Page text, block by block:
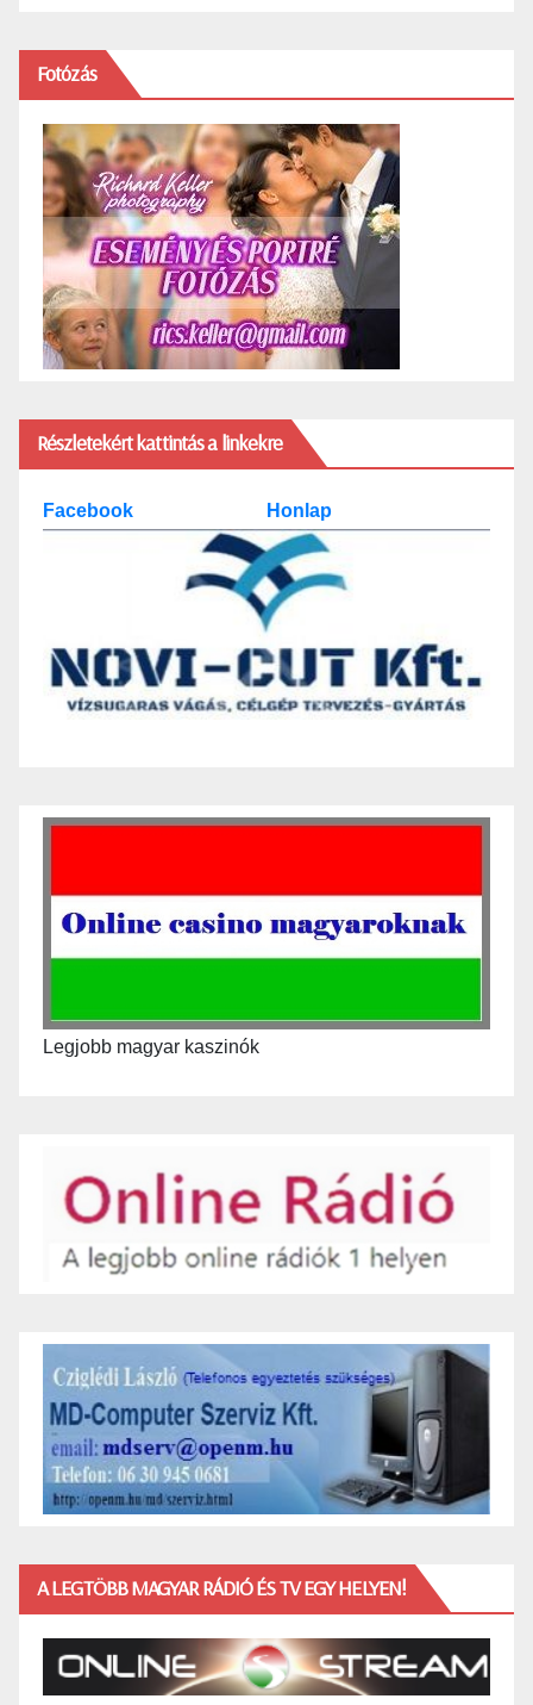
Fotózás
Részletekért kattintás a linkekre
Facebook Honlap
Legjobb magyar kaszinók
A LEGTÖBB MAGYAR RÁDIÓ ÉS TV EGY HELYEN!